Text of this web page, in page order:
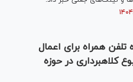
همراه برای اعمال
کلاهبرداری در حوزه